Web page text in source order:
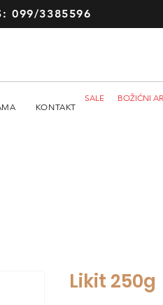
099/3385596
KONTAKT
SALE BOŽIĆNI
Likit 250g